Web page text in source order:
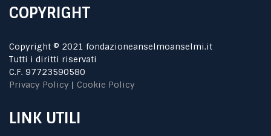
COPYRIGHT
Copyright © 2021 fondazioneanselmoanselmi.it
Tutti i diritti riservati
C.F. 97723590580
Privacy Policy | Cookie Policy
LINK UTILI